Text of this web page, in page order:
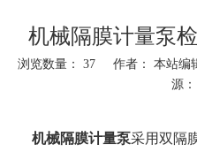
机械隔膜计量泵
浏览数量： 37 作者： 本站编
源：
机械隔膜计量泵采用双隔